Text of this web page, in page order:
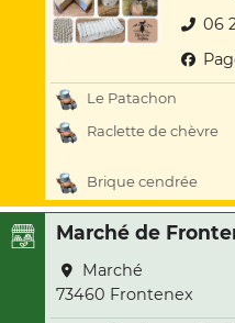
06
Le Patachon
Raclette de chèvre
Brique cendrée
Marché de
Marché
73460 Frontenex